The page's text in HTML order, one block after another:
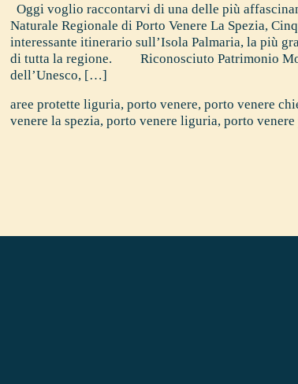
Oggi voglio raccontarvi di una delle più
Naturale Regionale di Porto Venere La Spezia,
interessante itinerario sull’Isola Palmaria, la più
di tutta la regione. Riconosciuto Patrimonio
dell’Unesco, […]
aree protette liguria,porto venere,porto venere
venere la spezia,porto venere liguria,porto